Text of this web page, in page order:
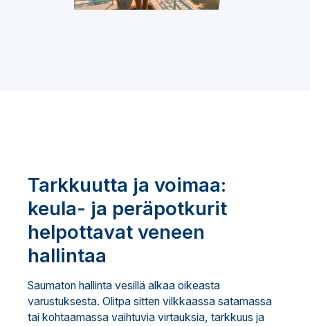
Tarkkuutta ja voimaa:
keula- ja peräpotkurit
helpottavat veneen
hallintaa
Saumaton hallinta vesillä alkaa oikeasta
varustuksesta. Olitpa sitten vilkkaassa satamassa
tai kohtaamassa vaihtuvia virtauksia, tarkkuus ja